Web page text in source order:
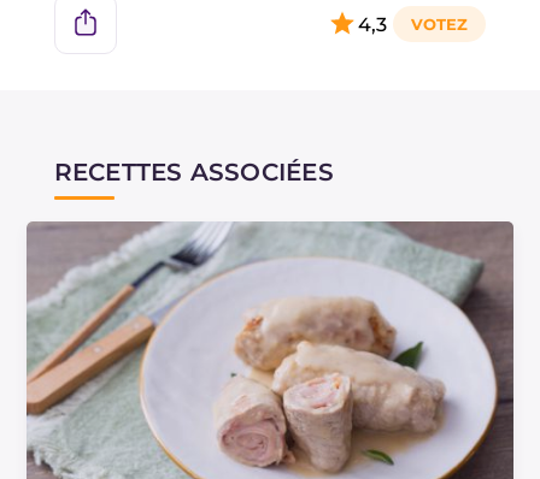
4,3
RECETTES ASSOCIÉES